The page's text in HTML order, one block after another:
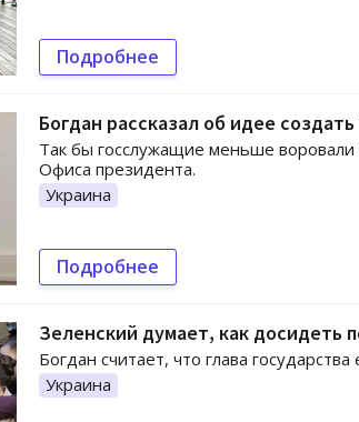
Подробнее
Богдан рассказал об идее
Так бы госслужащие меньше воровали
Офиса президента.
Украина
Подробнее
Зеленский думает, как досидеть
Богдан считает, что глава
Украина